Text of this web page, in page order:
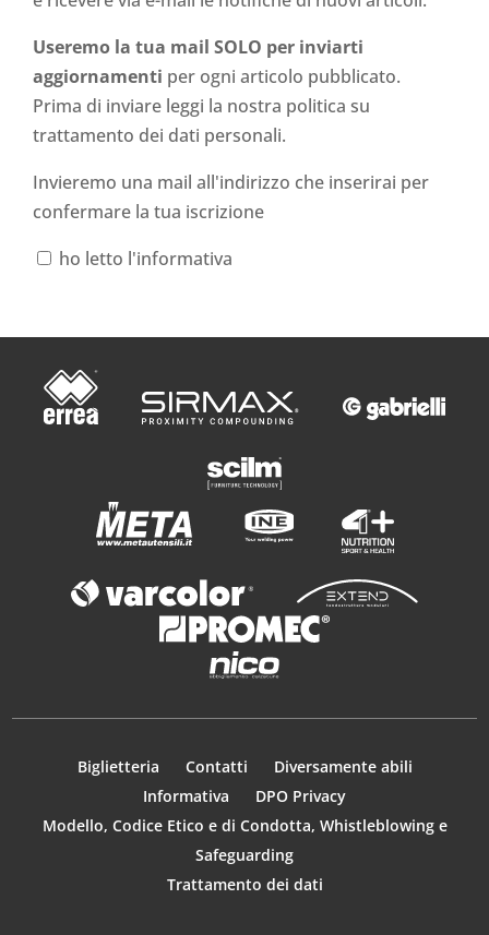
Useremo la tua mail SOLO per inviarti
aggiornamenti per ogni articolo pubblicato.
Prima di inviare leggi la nostra politica su
trattamento dei dati personali.
Invieremo una mail all'indirizzo che inserirai per
confermare la tua iscrizione
ho letto l'informativa
Biglietteria Contatti
Diversamente abili
Informativa
DPO Privacy
Modello, Codice Etico e di Condotta, Whistleblowing e
Safeguarding
Trattamento dei dati